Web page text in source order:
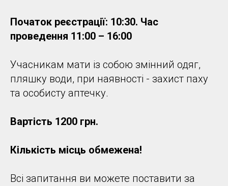
Початок реєстрації: 10:30. Час
проведення 11:00 – 16:00
Учасникам мати із собою змінний одяг,
пляшку води, при наявності - захист паху
та особисту аптечку.
Вартість 1200 грн.
Кількість місць обмежена!
Всі запитання ви можете поставити за